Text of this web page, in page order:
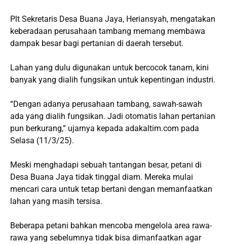
Plt Sekretaris Desa Buana Jaya, Heriansyah, mengatakan
keberadaan perusahaan tambang memang membawa
dampak besar bagi pertanian di daerah tersebut.
Lahan yang dulu digunakan untuk bercocok tanam, kini
banyak yang dialih fungsikan untuk kepentingan industri.
“Dengan adanya perusahaan tambang, sawah-sawah
ada yang dialih fungsikan. Jadi otomatis lahan pertanian
pun berkurang,” ujarnya kepada adakaltim.com pada
Selasa (11/3/25).
Meski menghadapi sebuah tantangan besar, petani di
Desa Buana Jaya tidak tinggal diam. Mereka mulai
mencari cara untuk tetap bertani dengan memanfaatkan
lahan yang masih tersisa.
Beberapa petani bahkan mencoba mengelola area rawa-
rawa yang sebelumnya tidak bisa dimanfaatkan agar